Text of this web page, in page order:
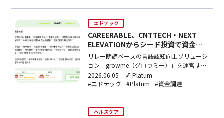
ドを務め、産業銀行、StrongVent…
エドテック
CAREERABLE、CNTTECH・NEXT
ELEVATIONからシード投資で資金調
達
リレー朗読ベースの言語認知向上ソリューシ
ョン「growme（グロウミー）」を運営する
エドテックスタートアップCAREERABLE（キ
ャリアブル）が、CNTTECH（シーエヌティ
ド投資で資金調達を行った。投資額…
2026.06.05
Platum
#エドテック
#Platum #資金調達
ヘルスケア